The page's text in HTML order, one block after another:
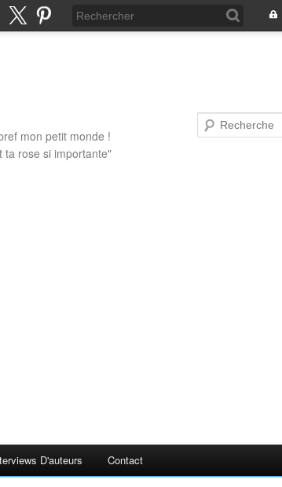
mon petit monde !
ta rose si importante"
D'auteurs Contact